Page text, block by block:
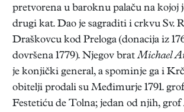
pretvorena u baroknu palaču na kojoj
drugi kat. Dao je sagraditi i crkvu Sv.
Draškovcu kod Preloga (donacija iz
dovršena 1779). Njegov bratMichael
je konjički general, a spominje ga i
obitelji prodali su Međimurje 1791.
Festetiću de Tolna; jedan od njih, grof